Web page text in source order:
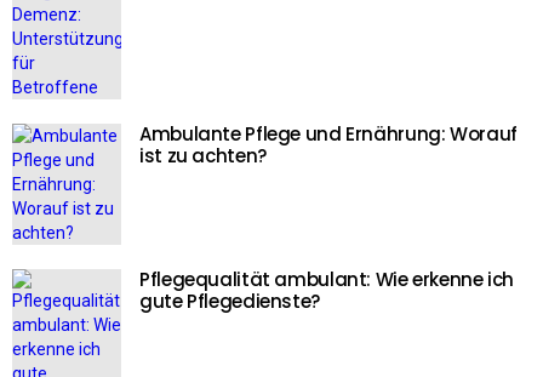
Ambulante Pflege und Ernährung: Worauf
ist zu achten?
Pflegequalität ambulant: Wie erkenne ich
gute Pflegedienste?